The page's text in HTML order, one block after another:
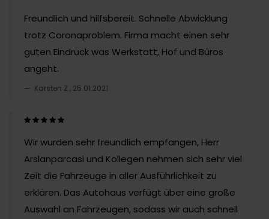
Freundlich und hilfsbereit. Schnelle Abwicklung
trotz Coronaproblem. Firma macht einen sehr
guten Eindruck was Werkstatt, Hof und Büros
angeht.
Karsten Z., 25.01.2021
Wir wurden sehr freundlich empfangen, Herr
Arslanparcasi und Kollegen nehmen sich sehr viel
Zeit die Fahrzeuge in aller Ausführlichkeit zu
erklären. Das Autohaus verfügt über eine große
Auswahl an Fahrzeugen, sodass wir auch schnell